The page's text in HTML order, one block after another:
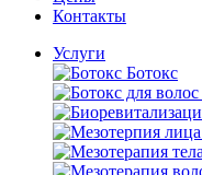
Контакты
Услуги
Ботокс